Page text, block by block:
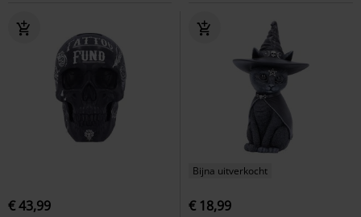
€ 43,99
Bijna uitverkocht
€ 18,99